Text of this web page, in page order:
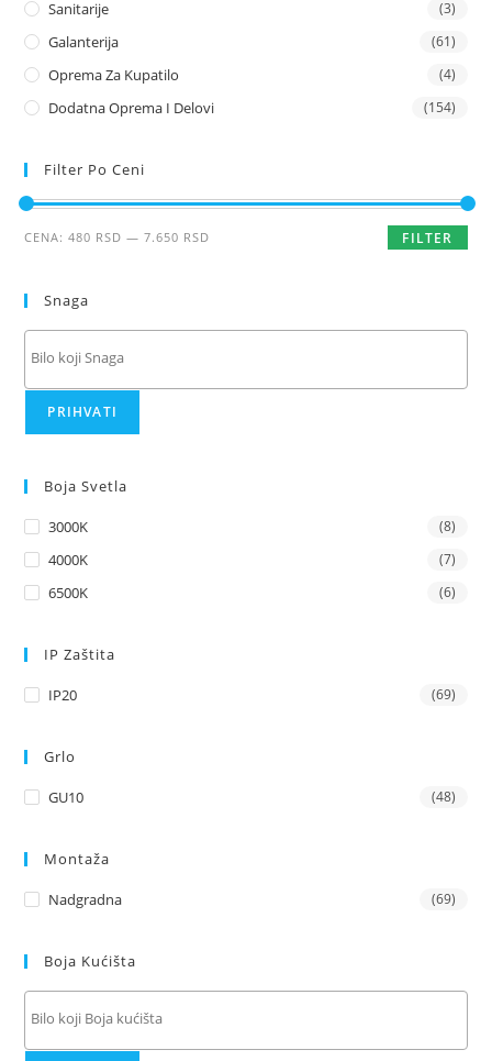
Sanitarije (3)
Galanterija (61)
Oprema Za Kupatilo (4)
Dodatna Oprema I Delovi (154)
Filter Po Ceni
Minimalna
Maksimalna
FILTER
CENA:480 RSD —7.650 RSD
Snaga
PRIHVATI
Boja Svetla
3000K (8)
4000K (7)
6500K (6)
IP Zaštita
IP20 (69)
Grlo
GU10 (48)
Montaža
Nadgradna (69)
Boja Kućišta